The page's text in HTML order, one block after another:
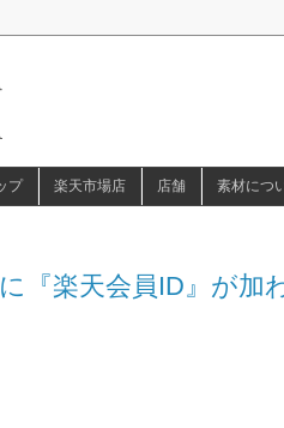
プ 楽天市場店 店舗 素材につ
『楽天会員ID』が加